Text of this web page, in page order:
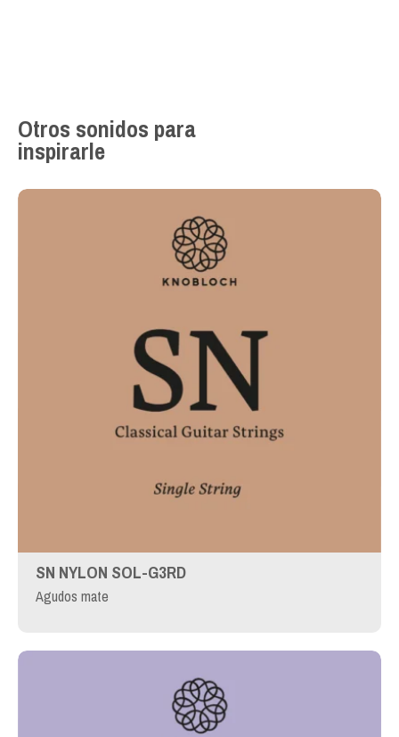
Otros sonidos para
inspirarle
SN NYLON SOL-G3RD
Agudos mate